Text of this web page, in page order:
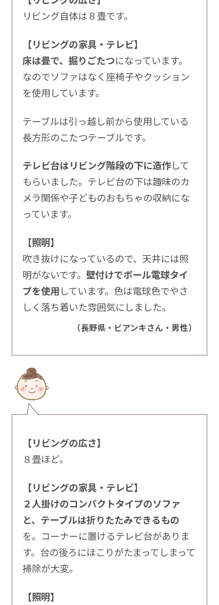
リビング自体は８畳です。
【リビングの家具・テレビ】
床は畳で、掘りごたつになっています。
なのでソファはなく座椅子やクッション
を使用しています。
テーブルは引っ越し前から使用している
長方形のこたつテーブルです。
テレビ台はリビング階段の下に造作して
もらいました。テレビ台の下は趣味のカ
メラ関係や子どものおもちゃの収納にな
っています。
【照明】
吹き抜けになっているので、天井には照
明がないです。 壁付けでボール電球タイ
プを使用しています。色は電球色でやさ
しく落ち着いた雰囲気にしました。
（長野県・ビアンキさん・男性）
【リビングの広さ】
８畳ほど。
【リビングの家具・テレビ】
２人掛けのコンパクトタイプのソファ
と、テーブルは折りたたみできるもの
を。コーナーに置けるテレビ台がありま
す。台の後ろにほこりがたまってしまって
掃除が大変。
【照明】